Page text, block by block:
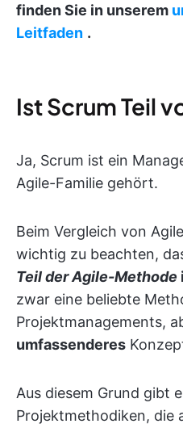
finden Sie in unserem
Leitfaden .
Ist Scrum Teil
Ja, Scrum ist ein
Agile-Familie gehört.
Beim Vergleich von
wichtig zu beachten,
Teil der Agile-Methode
zwar eine beliebte
Projektmanagements,
umfassenderes
Aus diesem Grund gibt
Projektmethodiken, die